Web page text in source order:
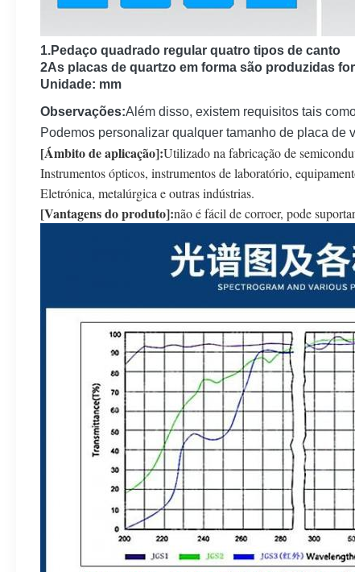
1.Pedaço quadrado regular quatro tipos de canto
2As placas de quartzo em forma são produzidas
Unidade: mm
Observações:Além disso, existem requisitos tais
Podemos personalizar qualquer tamanho de placa de
[Ámbito de aplicação]:Utilizado na fabricação de
Instrumentos ópticos, instrumentos de laboratório,
Eletrónica, metalúrgica e outras indústrias.
[Vantagens do produto]:não é fácil de corroer, pode